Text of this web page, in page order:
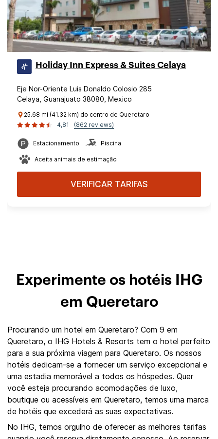
Holiday Inn Express & Suites Celaya
Eje Nor-Oriente Luis Donaldo Colosio 285
Celaya, Guanajuato 38080, Mexico
25.68 mi (41.32 km) do centro de Queretaro
4,81
(862 reviews)
Estacionamento Piscina
Aceita animais de estimação
VERIFICAR TARIFAS
Experimente os hotéis IHG
em Queretaro
Procurando um hotel em Queretaro? Com 9 em
Queretaro, o IHG Hotels & Resorts tem o hotel perfeito
para a sua próxima viagem para Queretaro. Os nossos
hotéis dedicam-se a fornecer um serviço excepcional e
uma estadia memorável a todos os hóspedes. Quer
você esteja procurando acomodações de luxo,
boutique ou acessíveis em Queretaro, temos uma marca
de hotéis que excederá as suas expectativas.
No IHG, temos orgulho de oferecer as melhores tarifas